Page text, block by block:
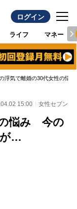
ログイン
ライフ マネー
浮気で離婚の30代女性の悩
15:00 女性セブン
悩み 今の
が…